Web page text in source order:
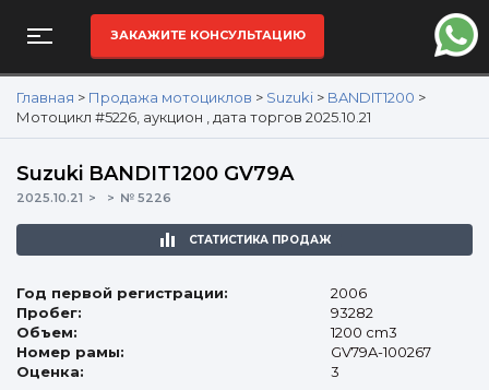
ЗАКАЖИТЕ КОНСУЛЬТАЦИЮ
Главная > Продажа мотоциклов > Suzuki > BANDIT1200 >
Мотоцикл #5226, аукцион , дата торгов 2025.10.21
Suzuki BANDIT1200 GV79A
2025.10.21 № 5226
СТАТИСТИКА ПРОДАЖ
Год первой регистрации:
2006
Пробег:
93282
Объем:
1200 cm3
Номер рамы:
GV79A-100267
Оценка:
3